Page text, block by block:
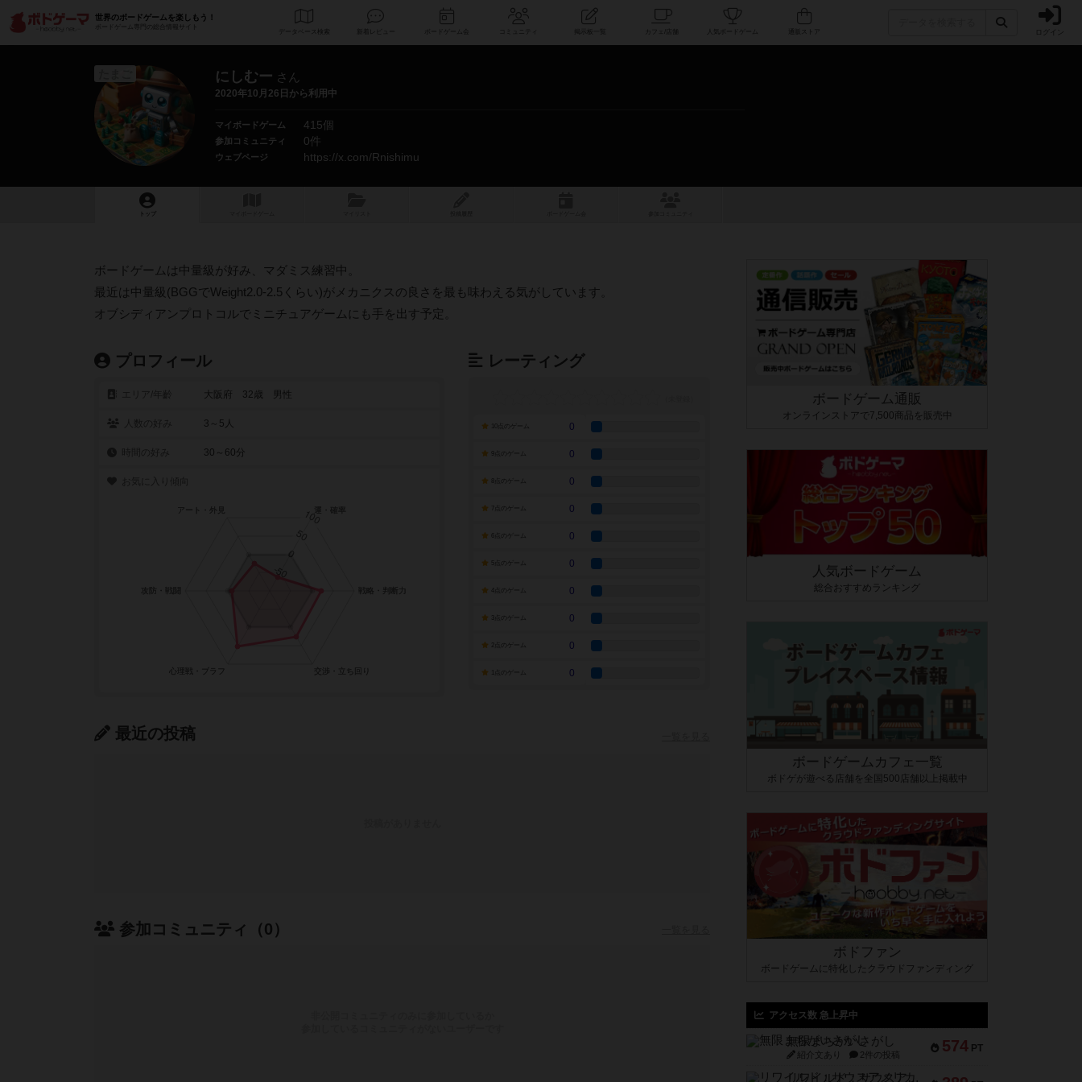
世界のボードゲームを楽しもう！
ボードゲーム専門の総合情報サイト
データベース コミュニティ 人気ボードゲーム ログイン
にしむー さん
2020年10月26日から利用中
マイボードゲーム 415個
参加コミュニティ 0件
ウェブページ https://x.com/Rnishimu_
トップ
ボードゲームは中量級が好み、マダミス練習中。
最近は中量級(BGGでWeight2.0-2.5くらい)がメカニクスの良さを最も味わえる気がしています。
オブシディアンプロトコルでミニチュアゲームにも手を出す予定。
プロフィール
大阪府 32歳 男性
3～5人
30～60分
レーティング
10点のゲーム 0
9点のゲーム 0
8点のゲーム 0
7点のゲーム 0
6点のゲーム 0
5点のゲーム 0
4点のゲーム 0
3点のゲーム 0
2点のゲーム 0
1点のゲーム 0
最近の投稿
参加コミュニティ（0）
ボードゲーム通販
オンラインストアで7,500商品を販売中
人気ボードゲーム
総合おすすめランキング
ボードゲームカフェ一覧
ボドゲが遊べる店舗を全国500店舗以上掲載中
ボドファン
ボードゲームに特化したクラウドファンディング
アクセス数 急上昇中
574 PT
無限まちがいさがし
紹介文あり 2件の投稿
リワイルド：サウスアメリカ